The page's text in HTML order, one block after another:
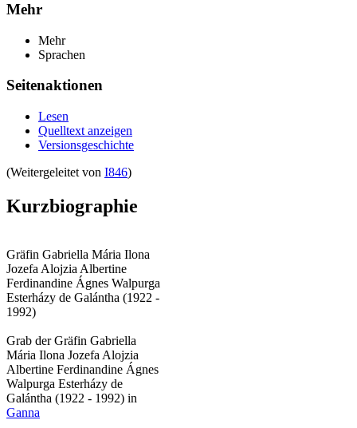
Mehr
Mehr
Sprachen
Seitenaktionen
Lesen
Quelltext anzeigen
Versionsgeschichte
(Weitergeleitet von I846)
Kurzbiographie
Gräfin Gabriella Mária Ilona
Jozefa Alojzia Albertine
Ferdinandine Ágnes Walpurga
Esterházy de Galántha (1922 -
1992)
Grab der Gräfin Gabriella
Mária Ilona Jozefa Alojzia
Albertine Ferdinandine Ágnes
Walpurga Esterházy de
Galántha (1922 - 1992) in
Ganna